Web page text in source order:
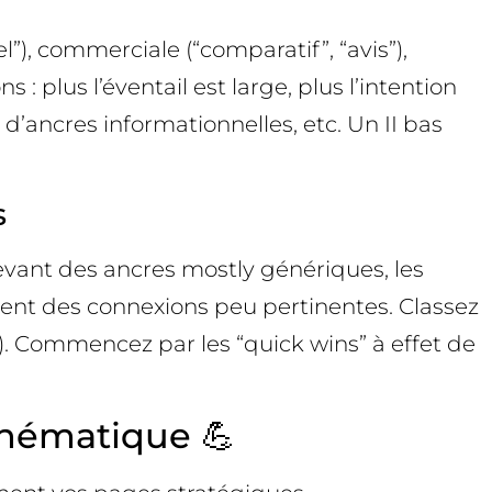
commerciale (“comparatif”, “avis”),
: plus l’éventail est large, plus l’intention
informationnelles, etc. Un II bas
des ancres mostly génériques, les
des connexions peu pertinentes. Classez
par les “quick wins” à effet de
💪